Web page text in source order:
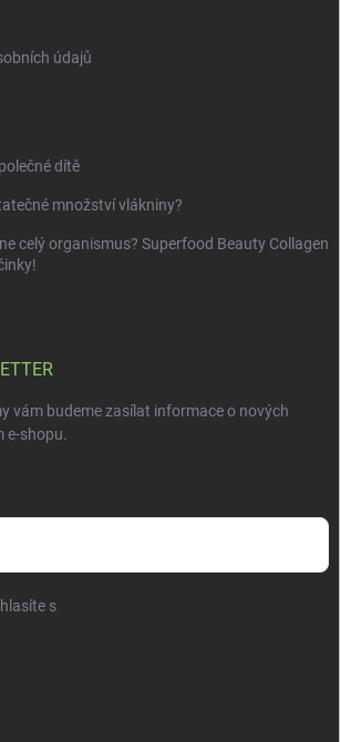
údajů
dítě
množství vlákniny?
celý organismus? Superfood Beauty Collagen
vám budeme zasílat informace o nových
e-shopu.
s